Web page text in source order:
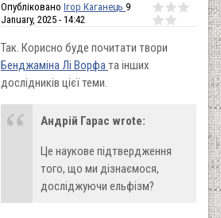
Опубліковано Ігор Каганець 9
January, 2025 - 14:42
Так. Корисно буде почитати твори
Бенджаміна Лі Ворфата інших
дослідників цієї теми.
Андрій Гарас wrote:
Це наукове підтвердження
того, що ми дізнаємося,
досліджуючи ельфізм?